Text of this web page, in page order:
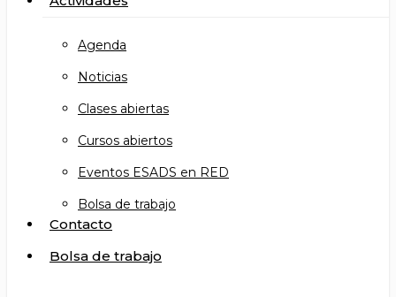
Agenda
Noticias
Clases abiertas
Cursos abiertos
Eventos ESADS en RED
Bolsa de trabajo
Contacto
Bolsa de trabajo